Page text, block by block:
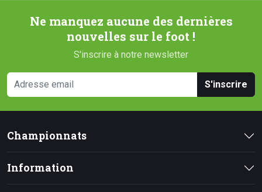
Ne manquez aucune des dernières
nouvelles sur le foot !
S'inscrire à notre newsletter
S'inscrire
Championnats
Information